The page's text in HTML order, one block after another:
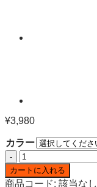
¥3,980
カラー
Innokin
Endura
S1
カートに入れる
商品コード: 該当なし